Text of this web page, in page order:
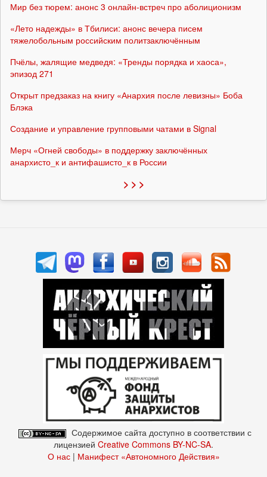
Мир без тюрем: анонс 3 онлайн-встреч про аболиционизм
«Лето надежды» в Тбилиси: анонс вечера писем
тяжелобольным российским политзаключённым
Пчёлы, жалящие медведя: «Тренды порядка и хаоса»,
эпизод 271
Открыт предзаказ на книгу «Анархия после левизны» Боба
Блэка
Создание и управление групповыми чатами в Signal
Мерч «Огней свободы» в поддержку заключённых
анархисто_к и антифашисто_к в России
> > >
Содержимое сайта доступно в соответствии с
лицензией Creative Commons BY-NC-SA.
О нас| Манифест «Автономного Действия»